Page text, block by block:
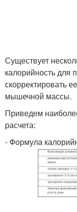
Существует
калорийность для
скорректировать
мышечной массы.
Приведем
расчета:
- Формула